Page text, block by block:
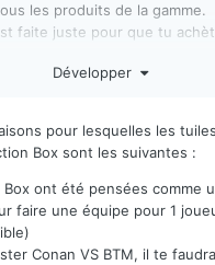
les produits de la gamme.
faite juste pour que tu
lieu de satisfaire ça
partie des anciens clients
Développer
pour lesquelles les
Box sont les suivantes :
Box ont été pensées comme
faire une équipe pour 1
Conan VS BTM, il te